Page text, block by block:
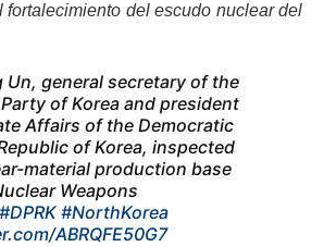
fortalecimiento del escudo nuclear del
Un, general secretary of the
Party of Korea and president
Affairs of the Democratic
of Korea, inspected
material production base
Weapons
#DPRK #NorthKorea
ABRQFE50G7